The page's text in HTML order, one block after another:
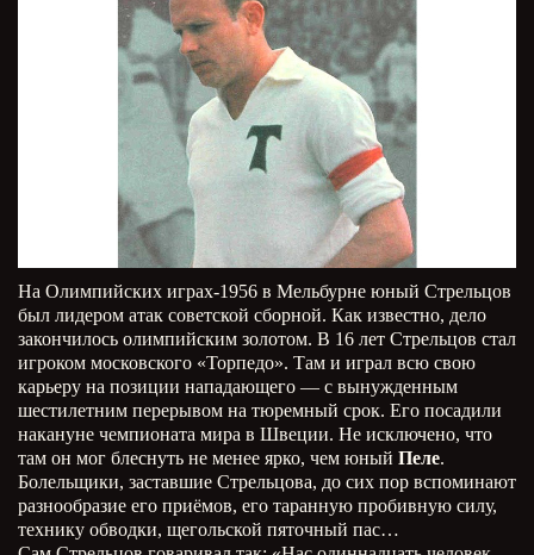
На Олимпийских играх-1956 в Мельбурне юный Стрельцов
был лидером атак советской сборной. Как известно, дело
закончилось олимпийским золотом. В 16 лет Стрельцов стал
игроком московского «Торпедо». Там и играл всю свою
карьеру на позиции нападающего — с вынужденным
шестилетним перерывом на тюремный срок. Его посадили
накануне чемпионата мира в Швеции. Не исключено, что
там он мог блеснуть не менее ярко, чем юный Пеле.
Болельщики, заставшие Стрельцова, до сих пор вспоминают
разнообразие его приёмов, его таранную пробивную силу,
технику обводки, щегольской пяточный пас…